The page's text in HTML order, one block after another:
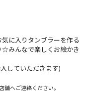
に入りタンブラーを作る
☆みんなで楽しくお絵かき
していただきます)
へご連絡ください。